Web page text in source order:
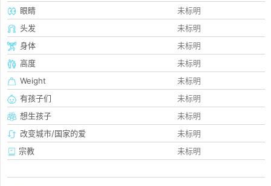
眼睛
未标明
头发
未标明
身体
未标明
高度
未标明
Weight
未标明
有孩子们
未标明
想生孩子
未标明
改变城市/国家的爱
未标明
宗教
未标明